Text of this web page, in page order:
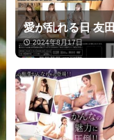
愛が乱れる日 友
2024年8月17日